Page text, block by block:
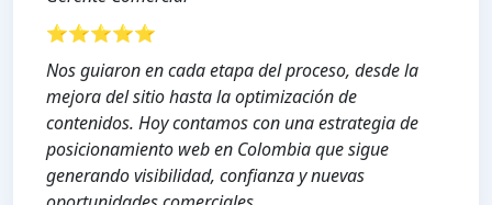
⭐⭐⭐⭐⭐
Nos guiaron en cada etapa del proceso, desde la
mejora del sitio hasta la optimización de
contenidos. Hoy contamos con una estrategia de
posicionamiento web en Colombia que sigue
generando visibilidad, confianza y nuevas